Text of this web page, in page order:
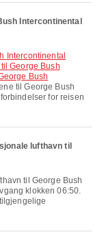
Intercontinental
George Bush
Bush
til George Bush
for reisen
lufthavn til
klokken 06:50.